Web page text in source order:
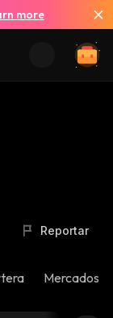
more
Reportar
Mercados